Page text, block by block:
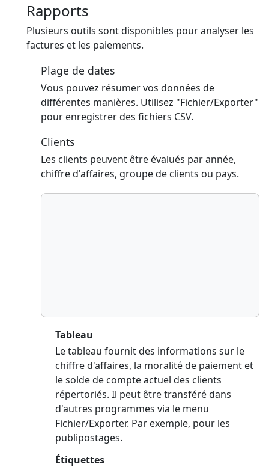
Rapports
Plusieurs outils sont disponibles pour analyser les
factures et les paiements.
Plage de dates
Vous pouvez résumer vos données de
différentes manières. Utilisez "Fichier/Exporter"
pour enregistrer des fichiers CSV.
Clients
Les clients peuvent être évalués par année,
chiffre d'affaires, groupe de clients ou pays.
Tableau
Le tableau fournit des informations sur le
chiffre d'affaires, la moralité de paiement et
le solde de compte actuel des clients
répertoriés. Il peut être transféré dans
d'autres programmes via le menu
Fichier/Exporter. Par exemple, pour les
publipostages.
Étiquettes